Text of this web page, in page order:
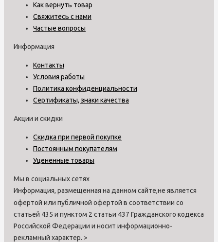
Как вернуть товар
Свяжитесь с нами
Частые вопросы
Информация
Контакты
Условия работы
Политика конфиденциальности
Сертификаты, знаки качества
Акции и скидки
Скидка при первой покупке
Постоянным покупателям
Уцененные товары
Мы в социальных сетях
Информация, размещенная на данном сайте,не является
офертой или публичной офертой в соответствии со
статьей 435 и пунктом 2 статьи 437 Гражданского кодекса
Российской Федерации и носит информационно-
рекламный характер. >